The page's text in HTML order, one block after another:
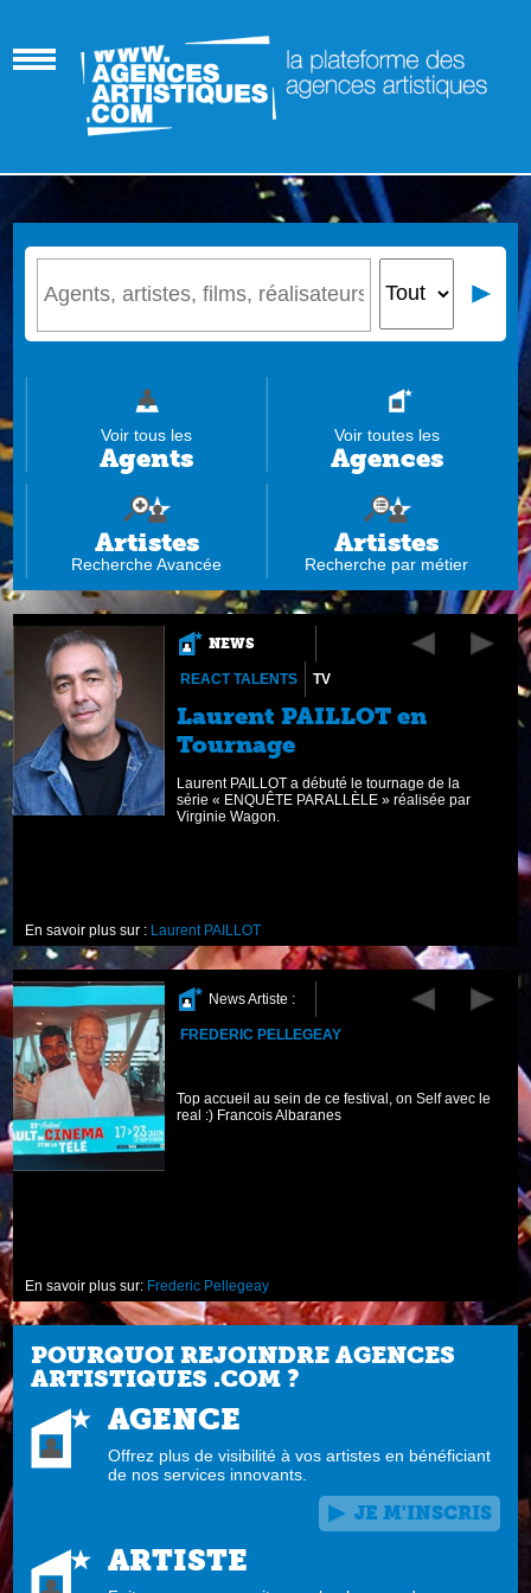
Voir tous les
Agents
Voir toutes les
Agences
Artistes
Recherche Avancée
Artistes
Recherche par métier
NEWS
REACT TALENTS TV
Laurent PAILLOT en
Tournage
Laurent PAILLOT a débuté le tournage de la
série « ENQUÊTE PARALLÈLE » réalisée par
Virginie Wagon.
En savoir plus sur : Laurent PAILLOT
News Artiste :
FREDERIC PELLEGEAY
Top accueil au sein de ce festival, on Self avec le
real :) Francois Albaranes
En savoir plus sur: Frederic Pellegeay
POURQUOI REJOINDRE AGENCES
ARTISTIQUES .COM ?
AGENCE
Offrez plus de visibilité à vos artistes en bénéficiant
de nos services innovants.
JE M'INSCRIS
ARTISTE